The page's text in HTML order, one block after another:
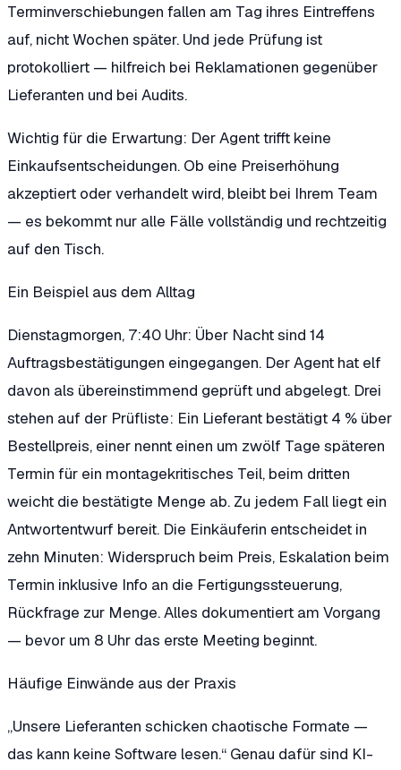
Terminverschiebungen fallen am Tag ihres Eintreffens
auf, nicht Wochen später. Und jede Prüfung ist
protokolliert — hilfreich bei Reklamationen gegenüber
Lieferanten und bei Audits.
Wichtig für die Erwartung: Der Agent trifft keine
Einkaufsentscheidungen. Ob eine Preiserhöhung
akzeptiert oder verhandelt wird, bleibt bei Ihrem Team
— es bekommt nur alle Fälle vollständig und rechtzeitig
auf den Tisch.
Ein Beispiel aus dem Alltag
Dienstagmorgen, 7:40 Uhr: Über Nacht sind 14
Auftragsbestätigungen eingegangen. Der Agent hat elf
davon als übereinstimmend geprüft und abgelegt. Drei
stehen auf der Prüfliste: Ein Lieferant bestätigt 4 % über
Bestellpreis, einer nennt einen um zwölf Tage späteren
Termin für ein montagekritisches Teil, beim dritten
weicht die bestätigte Menge ab. Zu jedem Fall liegt ein
Antwortentwurf bereit. Die Einkäuferin entscheidet in
zehn Minuten: Widerspruch beim Preis, Eskalation beim
Termin inklusive Info an die Fertigungssteuerung,
Rückfrage zur Menge. Alles dokumentiert am Vorgang
— bevor um 8 Uhr das erste Meeting beginnt.
Häufige Einwände aus der Praxis
„Unsere Lieferanten schicken chaotische Formate —
das kann keine Software lesen.“ Genau dafür sind KI-